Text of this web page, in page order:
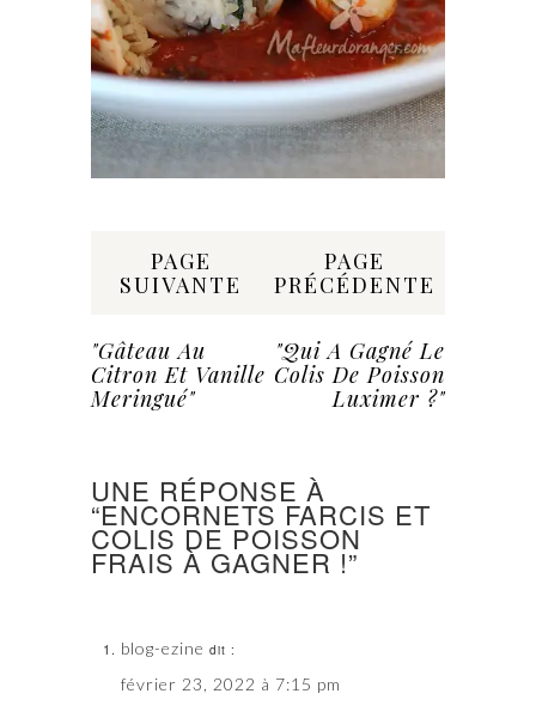
PAGE
SUIVANTE
"Gâteau Au
Citron Et Vanille
Meringué"
PAGE
PRÉCÉDENTE
"Qui A Gagné Le
Colis De Poisson
Luximer ?"
UNE RÉPONSE À
“ENCORNETS FARCIS ET
COLIS DE POISSON
FRAIS À GAGNER !”
blog-ezine dit :
février 23, 2022 à 7:15 pm